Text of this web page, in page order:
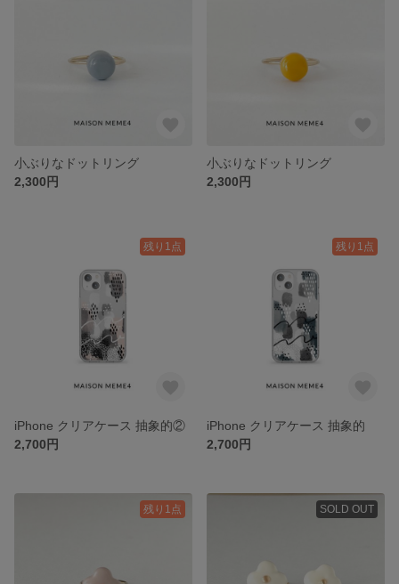
小ぶりなドットリング
2,300円
小ぶりなドットリング
2,300円
残り1点
iPhone クリアケース 抽象的②
2,700円
残り1点
iPhone クリアケース 抽象的
2,700円
残り1点 SOLD OUT